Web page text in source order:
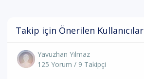
Takip için Önerilen Kullanıcılar
Yavuzhan Yılmaz
125 Yorum / 9 Takipçi